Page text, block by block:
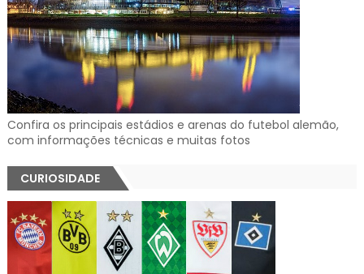
Confira os principais estádios e arenas do futebol alemão,
com informações técnicas e muitas fotos
CURIOSIDADE